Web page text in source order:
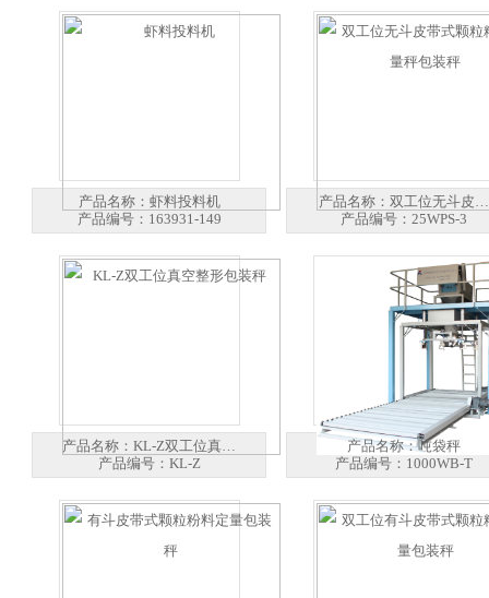
产品名称： 虾料投料机
产品编号： 163931-149
产品名称： 双工位无斗皮…
产品编号： 25WPS-3
产品名称： KL-Z双工位真…
产品编号： KL-Z
产品名称：吨袋秤
产品编号： 1000WB-T